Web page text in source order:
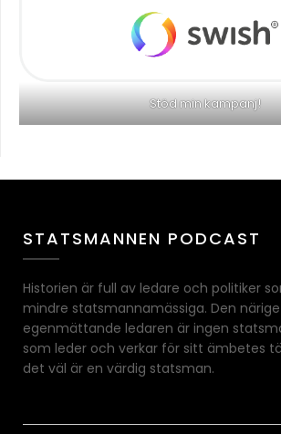
Stöd min kampanj!
STATSMANNEN PODCAST
Historien är full av ledare och politiker
mindre statsmannamässiga. Den
egenmättande ledaren är ingen
som leder och verkar för sitt ämbetes
det väl är en värdig statsman.